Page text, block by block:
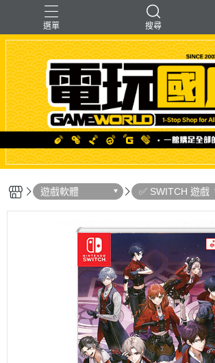
選單 搜尋
「遊戲」多人同樂 【PS＋PC用】賽模
F1形式
支架【可收折】
遊戲軟體 ✅ SWITCH 遊戲